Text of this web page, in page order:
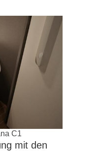
C1
mit den